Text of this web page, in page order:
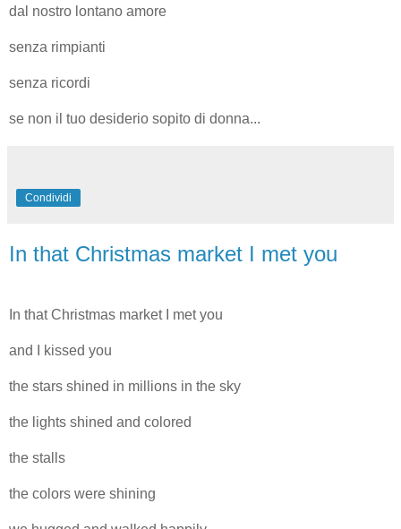
dal nostro lontano amore
senza rimpianti
senza ricordi
se non il tuo desiderio sopito di donna...
Condividi
In that Christmas market I met you
In that Christmas market I met you
and I kissed you
the stars shined in millions in the sky
the lights shined and colored
the stalls
the colors were shining